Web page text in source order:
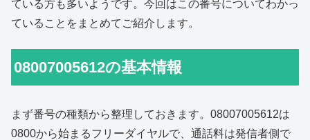
ている方も多いようです。今回はこの番号についてわかっ
ていることをまとめてご紹介します。
08007005612の基本情報
まず番号の種類から整理しておきます。08007005612は
0800から始まるフリーダイヤルで、通話料は発信者側で